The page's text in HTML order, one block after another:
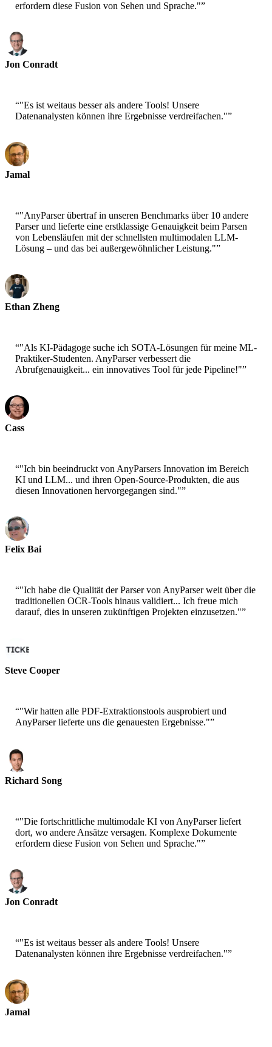
erfordern diese Fusion von Sehen und Sprache."”
Jon Conradt
“"Es ist weitaus besser als andere Tools! Unsere
Datenanalysten können ihre Ergebnisse verdreifachen."”
Jamal
“"AnyParser übertraf in unseren Benchmarks über 10 andere
Parser und lieferte eine erstklassige Genauigkeit beim Parsen
von Lebensläufen mit der schnellsten multimodalen LLM-
Lösung – und das bei außergewöhnlicher Leistung."”
Ethan Zheng
“"Als KI-Pädagoge suche ich SOTA-Lösungen für meine ML-
Praktiker-Studenten. AnyParser verbessert die
Abrufgenauigkeit... ein innovatives Tool für jede Pipeline!"”
Cass
“"Ich bin beeindruckt von AnyParsers Innovation im Bereich
KI und LLM... und ihren Open-Source-Produkten, die aus
diesen Innovationen hervorgegangen sind."”
Felix Bai
“"Ich habe die Qualität der Parser von AnyParser weit über die
traditionellen OCR-Tools hinaus validiert... Ich freue mich
darauf, dies in unseren zukünftigen Projekten einzusetzen."”
Steve Cooper
“"Wir hatten alle PDF-Extraktionstools ausprobiert und
AnyParser lieferte uns die genauesten Ergebnisse."”
Richard Song
“"Die fortschrittliche multimodale KI von AnyParser liefert
dort, wo andere Ansätze versagen. Komplexe Dokumente
erfordern diese Fusion von Sehen und Sprache."”
Jon Conradt
“"Es ist weitaus besser als andere Tools! Unsere
Datenanalysten können ihre Ergebnisse verdreifachen."”
Jamal